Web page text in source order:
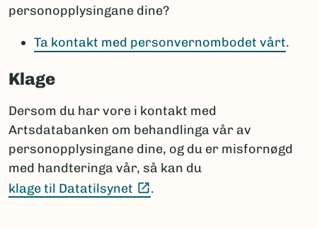
personopplysingane dine?
Ta kontakt med personvernombodet vårt.
Klage
Dersom du har vore i kontakt med
Artsdatabanken om behandlinga vår av
personopplysingane dine, og du er misfornøgd
med handteringa vår, så kan du
klage til Datatilsynet
.